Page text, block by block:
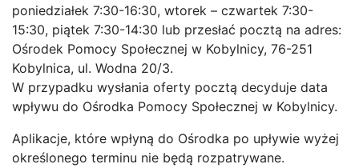
poniedziałek 7:30-16:30, wtorek – czwartek 7:30-
15:30, piątek 7:30-14:30 lub przesłać pocztą na adres:
Ośrodek Pomocy Społecznej w Kobylnicy, 76-251
Kobylnica, ul. Wodna 20/3.
W przypadku wysłania oferty pocztą decyduje data
wpływu do Ośrodka Pomocy Społecznej w Kobylnicy.
Aplikacje, które wpłyną do Ośrodka po upływie wyżej
określonego terminu nie będą rozpatrywane.